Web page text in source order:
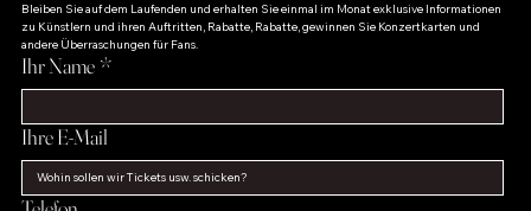
Bleiben Sie auf dem Laufenden und erhalten Sie einmal im Monat exklusive Informationen
zu Künstlern und ihren Auftritten, Rabatte, Rabatte, gewinnen Sie Konzertkarten und
andere Überraschungen für Fans.
Ihr Name *
Ihre E-Mail